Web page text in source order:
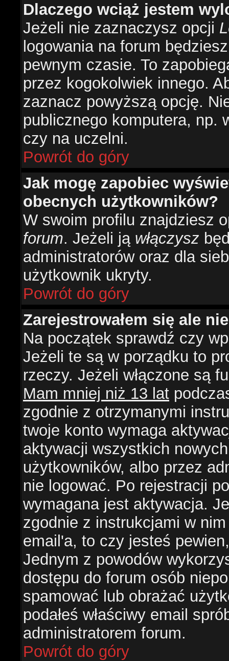
Dlaczego wciąż jestem
Jeżeli nie zaznaczysz opcji
logowania na forum
pewnym czasie. To
przez kogokolwiek innego.
zaznacz powyższą opcję.
publicznego komputera, np.
czy na uczelni.
Powrót do góry
Jak mogę zapobiec
obecnych użytkowników?
W swoim profilu znajdziesz
forum. Jeżeli ją włączysz
administratorów oraz dla
użytkownik ukryty.
Powrót do góry
Zarejestrowałem się ale
Na początek sprawdź czy
Jeżeli te są w porządku to
rzeczy. Jeżeli włączone są
Mam mniej niż 13 lat
zgodnie z otrzymanymi
twoje konto wymaga
aktywacji wszystkich
użytkowników, albo przez
nie logować. Po rejestracji
wymagana jest aktywacja.
zgodnie z instrukcjami w
email'a, to czy jesteś
Jednym z powodów
dostępu do forum osób
spamować lub obrażać
podałeś właściwy email
administratorem forum.
Powrót do góry